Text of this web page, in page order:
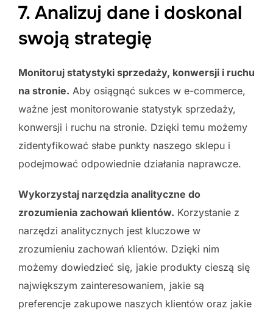
7. Analizuj dane i doskonal
swoją strategię
Monitoruj statystyki sprzedaży, konwersji i ruchu
na stronie. Aby osiągnąć sukces w e-commerce,
ważne jest monitorowanie statystyk sprzedaży,
konwersji i ruchu na stronie. Dzięki temu możemy
zidentyfikować słabe punkty naszego sklepu i
podejmować odpowiednie działania naprawcze.
Wykorzystaj narzędzia analityczne do
zrozumienia zachowań klientów. Korzystanie z
narzędzi analitycznych jest kluczowe w
zrozumieniu zachowań klientów. Dzięki nim
możemy dowiedzieć się, jakie produkty cieszą się
największym zainteresowaniem, jakie są
preferencje zakupowe naszych klientów oraz jakie